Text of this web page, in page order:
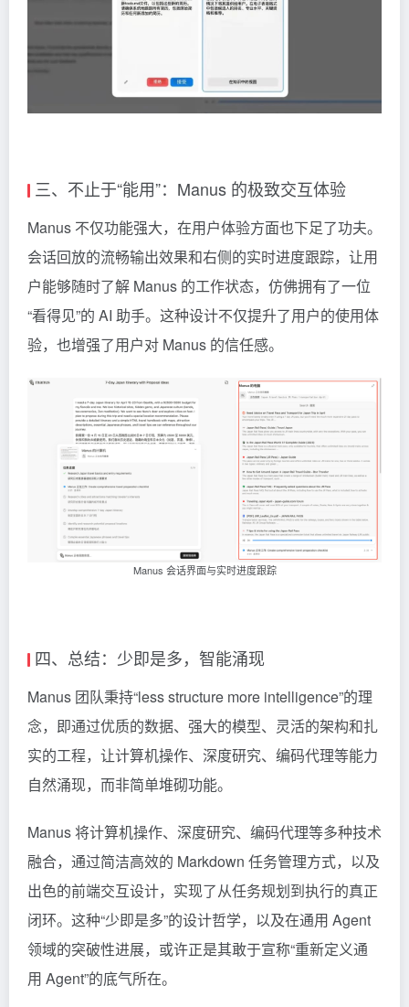
三、不止于“能用”：Manus 的极致交互体验
Manus 不仅功能强大，在用户体验方面也下足了功夫。
会话回放的流畅输出效果和右侧的实时进度跟踪，让用
户能够随时了解 Manus 的工作状态，仿佛拥有了一位
“看得见”的 AI 助手。这种设计不仅提升了用户的使用体
验，也增强了用户对 Manus 的信任感。
Manus 会话界面与实时进度跟踪
四、总结：少即是多，智能涌现
Manus 团队秉持“less structure more intelligence”的理
念，即通过优质的数据、强大的模型、灵活的架构和扎
实的工程，让计算机操作、深度研究、编码代理等能力
自然涌现，而非简单堆砌功能。
Manus 将计算机操作、深度研究、编码代理等多种技术
融合，通过简洁高效的 Markdown 任务管理方式，以及
出色的前端交互设计，实现了从任务规划到执行的真正
闭环。这种“少即是多”的设计哲学，以及在通用 Agent
领域的突破性进展，或许正是其敢于宣称“重新定义通
用 Agent”的底气所在。